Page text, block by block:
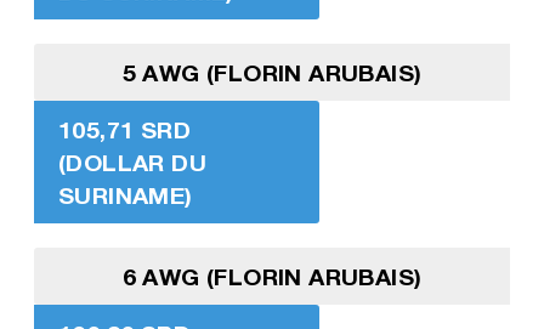
5 AWG (FLORIN ARUBAIS)
105,71 SRD
(DOLLAR DU
SURINAME)
6 AWG (FLORIN ARUBAIS)